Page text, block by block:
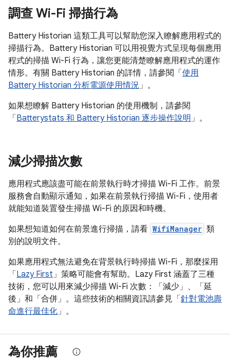
調查 Wi-Fi 掃描行為
Battery Historian 這類工具可以幫助您深入瞭解應用程式的
掃描行為。Battery Historian 可以用視覺方式呈現每個應用
程式的掃描 Wi-Fi 行為，讓您更能清楚瞭解應用程式的運作
情形。有關 Battery Historian 的詳情，請參閱「 使用
Battery Historian 分析電源使用情況」。
如果想瞭解 Battery Historian 的使用機制，請參閱
「 Batterystats 和 Battery Historian 逐步操作說明 」。
減少掃描次數
應用程式應該盡可能在前景執行時才掃描 Wi-Fi 工作。前景
服務會自動顯示通知，如果在前景執行掃描 Wi-Fi，使用者
就能知道裝置發生掃描 Wi-Fi 的原因和時機。
如果想知道如何在前景進行掃描，請看 WifiManager 類
別的說明文件。
如果應用程式無法避免在背景執行時掃描 Wi-Fi，那麼採用
「 Lazy First」策略可能會有幫助。Lazy First 涵蓋了三種
技術，您可以用來減少掃描 Wi-Fi 次數：「減少」、「延
後」和「合併」。 這些技術的相關資訊請參見「 針對電池壽
命進行最佳化」。
為你推薦